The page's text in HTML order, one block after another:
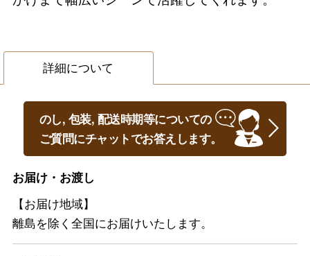
詳細について
のし, 包装, 配送時期等についての
ご質問にチャットでお答えします。
お届け・お渡し
【お届け地域】
離島を除く全国にお届けいたします。